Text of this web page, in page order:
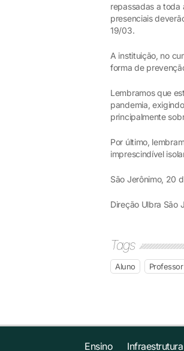
repassadas a toda
presenciais
19/03.
A instituição, no
forma de
Lembramos que
pandemia,
principalmente
Por último,
imprescindível
São Jerônimo, 20
Direção Ulbra São
Tags
Aluno Professor
Ensino